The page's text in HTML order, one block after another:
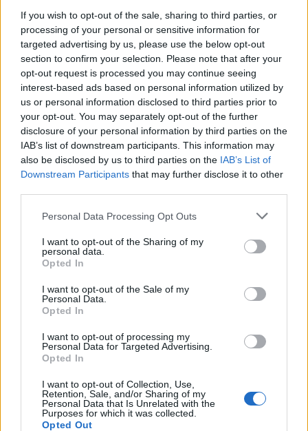
If you wish to opt-out of the sale, sharing to third parties, or
processing of your personal or sensitive information for
targeted advertising by us, please use the below opt-out
section to confirm your selection. Please note that after your
opt-out request is processed you may continue seeing
interest-based ads based on personal information utilized by
us or personal information disclosed to third parties prior to
your opt-out. You may separately opt-out of the further
disclosure of your personal information by third parties on the
IAB’s list of downstream participants. This information may
also be disclosed by us to third parties on the IAB’s List of
Downstream Participants that may further disclose it to other
Please note that this website/app uses one or more Google
not limited to your visit or usage behaviour. You may click to
grant or deny consent to Google and its third-party tags to
use your data for below specified purposes in below Google
consent section.
Personal Data Processing Opt Outs
I want to opt-out of the Sharing of my
personal data.
Opted In
I want to opt-out of the Sale of my
Personal Data.
Opted In
I want to opt-out of processing my
Personal Data for Targeted Advertising.
Opted In
I want to opt-out of Collection, Use,
Retention, Sale, and/or Sharing of my
Personal Data that Is Unrelated with the
Purposes for which it was collected.
Opted Out
Il presidente del Real Madrid: "Siamo in un momento critico,
inaccettabili gli insulti ad Agnelli".
Redazione Sport Magazine · 20 Apr 2021
CALCIO
Giovanni Cobolli Gigli preferisce la
Champions alla Superlega
è espresso in merito all’adesione della Juve alla nuova
competizione europea per…